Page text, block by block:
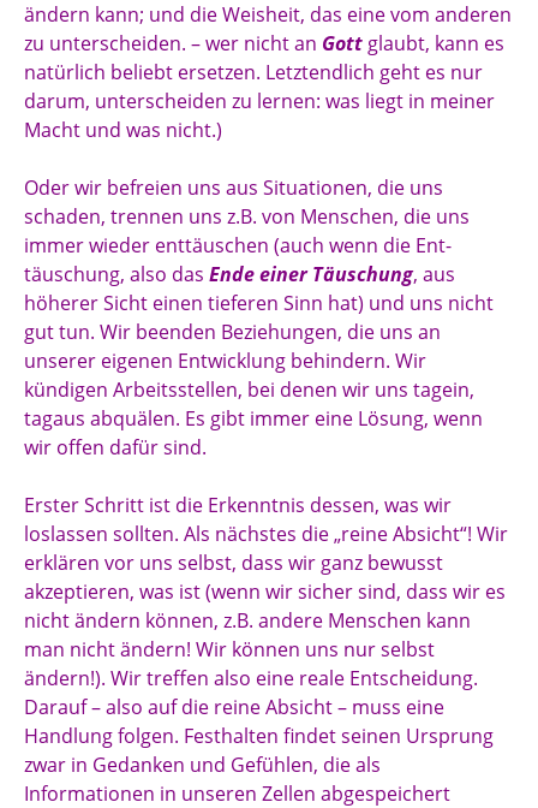
ändern kann; und die Weisheit, das eine vom anderen
zu unterscheiden. – wer nicht an Gott glaubt, kann es
natürlich beliebt ersetzen. Letztendlich geht es nur
darum, unterscheiden zu lernen: was liegt in meiner
Macht und was nicht.)
Oder wir befreien uns aus Situationen, die uns
schaden, trennen uns z.B. von Menschen, die uns
immer wieder enttäuschen (auch wenn die Ent-
täuschung, also das Ende einer Täuschung, aus
höherer Sicht einen tieferen Sinn hat) und uns nicht
gut tun. Wir beenden Beziehungen, die uns an
unserer eigenen Entwicklung behindern. Wir
kündigen Arbeitsstellen, bei denen wir uns tagein,
tagaus abquälen. Es gibt immer eine Lösung, wenn
wir offen dafür sind.
Erster Schritt ist die Erkenntnis dessen, was wir
loslassen sollten. Als nächstes die „reine Absicht“! Wir
erklären vor uns selbst, dass wir ganz bewusst
akzeptieren, was ist (wenn wir sicher sind, dass wir es
nicht ändern können, z.B. andere Menschen kann
man nicht ändern! Wir können uns nur selbst
ändern!). Wir treffen also eine reale Entscheidung.
Darauf – also auf die reine Absicht – muss eine
Handlung folgen. Festhalten findet seinen Ursprung
zwar in Gedanken und Gefühlen, die als
Informationen in unseren Zellen abgespeichert